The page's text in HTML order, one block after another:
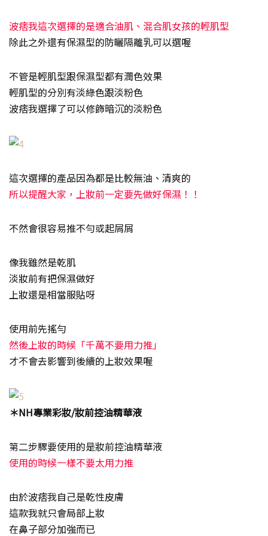
波痞我這次選擇的是適合油肌、混合肌女孩的輕肌型
除此之外還有保濕型的防曬隔離乳可以選喔
不管是輕肌型跟保濕型都有潤色效果
輕肌型的分別有淡綠色跟淡粉色
波痞我選擇了可以修飾暗沉的淡粉色
這次選擇的產品因為都是比較無油、清爽的
所以提醒大家，上妝前一定要先做好保濕！！
不然會很容易推不勻或起屑屑
像我雖然是乾肌
淡妝前有把保濕做好
上妝還是相當服貼呀
使用前先搖勻
然後上妝的時候「千萬不要用力推」
才不會去影響到後續的上妝效果喔
＊NH專業彩妝/妝前控油精華液
第二步驟要使用的是妝前控油精華液
使用的時候一樣不要太用力推
由於波痞我自己是乾性皮膚
這款我就只會局部上妝
在鼻子部分加強而已